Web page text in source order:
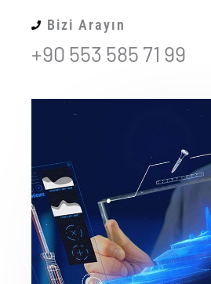
Bizi Arayın
+90 553 585 71 99